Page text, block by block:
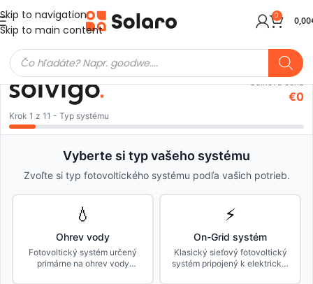
Skip to navigation
Skip to main content
0 0,00